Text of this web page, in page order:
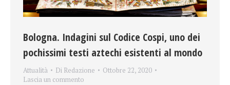
Bologna. Indagini sul Codice Cospi, uno dei
pochissimi testi aztechi esistenti al mondo
Attualità Di Redazione
Ottobre 22, 2020
Lascia un commento